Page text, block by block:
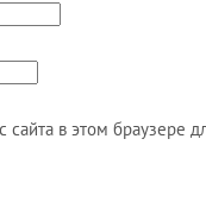
сайта в этом браузере